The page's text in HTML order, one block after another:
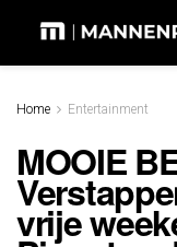
Home Entertainment
MOOIE
vrije